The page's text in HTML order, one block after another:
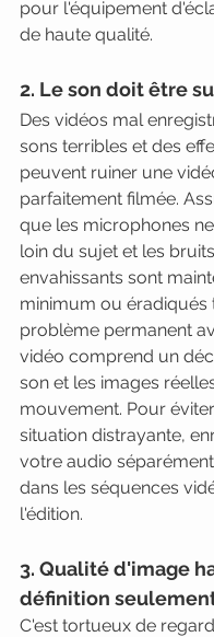
pour l'équipement
de haute qualité.
2. Le son doit être
Des vidéos mal
sons terribles et des
peuvent ruiner une
parfaitement filmée.
que les microphones
loin du sujet et les
envahissants sont
minimum ou éradiqués
problème permanent
vidéo comprend un
son et les images
mouvement. Pour
situation distrayante,
votre audio
dans les séquences
l'édition.
3. Qualité d'image
définition
C'est tortueux de